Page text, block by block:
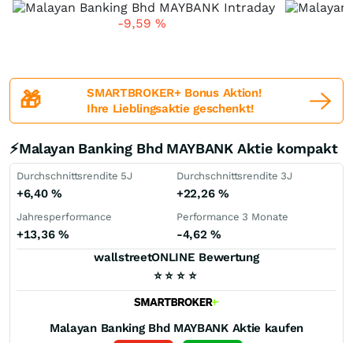
-9,59 %
🎁
SMARTBROKER+ Bonus Aktion!
Ihre Lieblingsaktie geschenkt!
⚡Malayan Banking Bhd MAYBANK Aktie kompakt
Durchschnittsrendite 5J
+6,40%
Durchschnittsrendite 3J
+22,26 %
Jahresperformance
+13,36 %
Performance 3 Monate
-4,62%
wallstreetONLINE Bewertung
⭐ ⭐ ⭐ ⭐
Malayan Banking Bhd MAYBANK Aktie kaufen